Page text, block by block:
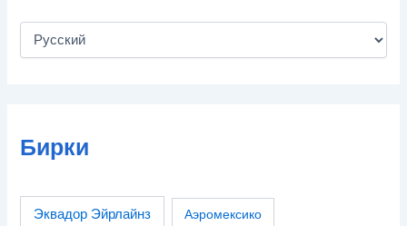
Бирки
Эквадор Эйрлайнз Аэромексико